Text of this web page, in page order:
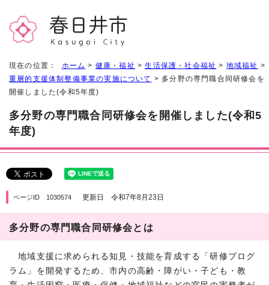
現在の位置： ホーム > 健康・福祉 >生活保護・社会福祉 > 地域福祉 >
重層的支援体制整備事業の実施について > 多分野の専門職合同研修会を
開催しました(令和5年度)
多分野の専門職合同研修会を開催しました(令和5
年度)
ページID 1030574 更新日 令和7年8月23日
多分野の専門職合同研修会とは
地域支援に求められる知見・技能を育成する「研修プログ
ラム」を開発するため、市内の高齢・障がい・子ども・教